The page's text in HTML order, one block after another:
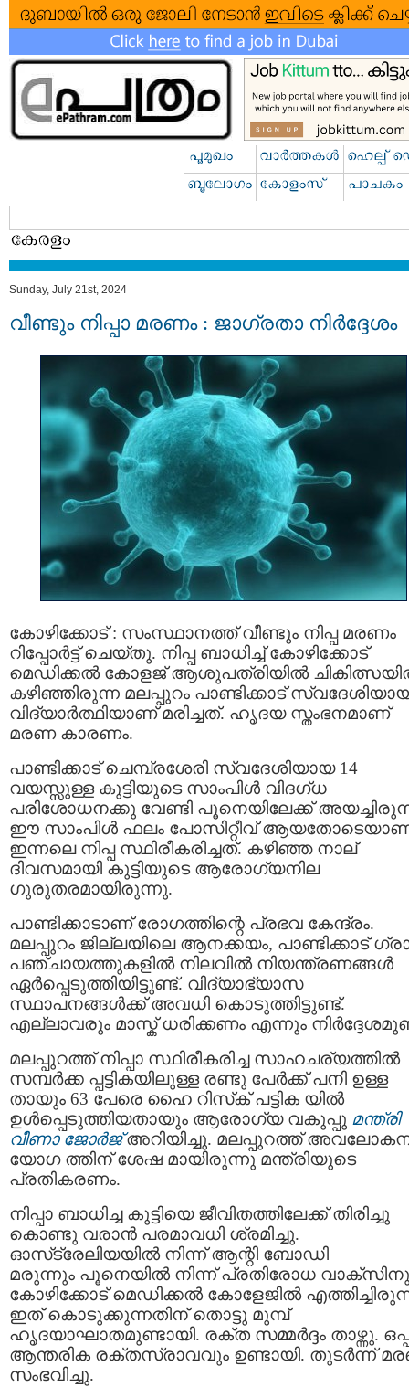
Sunday, July 21st, 2024
വീണ്ടും നിപ്പാ മരണം : ജാഗ്രതാ നിർദ്ദേശം
കോഴിക്കോട് : സംസ്ഥാനത്ത് വീണ്ടും നിപ്പ മരണം
റിപ്പോർട്ട് ചെയ്തു. നിപ്പ ബാധിച്ച് കോഴിക്കോട്
മെഡിക്കല്‍ കോളജ് ആശുപത്രിയില്‍
കഴിഞ്ഞിരുന്ന മലപ്പുറം പാണ്ടിക്കാട്
വിദ്യാർത്ഥിയാണ് മരിച്ചത്. ഹൃദയ സ്തംഭനമാണ്
മരണ കാരണം.
പാണ്ടിക്കാട് ചെമ്പ്രശേരി സ്വദേശിയായ 14
വയസ്സുള്ള കുട്ടിയുടെ സാംപിൾ വിദഗ്ധ
പരിശോധനക്കു വേണ്ടി പൂനെയിലേക്ക്
ഈ സാംപിൾ ഫലം പോസിറ്റീവ്
ഇന്നലെ നിപ്പ സ്ഥിരീകരിച്ചത്. കഴിഞ്ഞ നാല്
ദിവസമായി കുട്ടിയുടെ ആരോഗ്യനില
ഗുരുതരമായിരുന്നു.
പാണ്ടിക്കാടാണ് രോഗത്തിന്റെ പ്രഭവ കേന്ദ്രം.
മലപ്പുറം ജില്ലയിലെ ആനക്കയം, പാണ്ടിക്കാട്
പഞ്ചായത്തുകളില്‍ നിലവില്‍ നിയന്ത്രണങ്ങൾ
ഏര്‍പ്പെടുത്തിയിട്ടുണ്ട്. വിദ്യാഭ്യാസ
സ്ഥാപനങ്ങൾക്ക് അവധി കൊടുത്തിട്ടുണ്ട്.
എല്ലാവരും മാസ്ക് ധരിക്കണം എന്നും
മലപ്പുറത്ത് നിപ്പാ സ്ഥിരീകരിച്ച സാഹചര്യത്തില്‍
സമ്പര്‍ക്ക പ്പട്ടികയിലുള്ള രണ്ടു പേര്‍ക്ക് പനി ഉള്ള
തായും 63 പേരെ ഹൈ റിസ്‌ക് പട്ടിക യില്‍
ഉള്‍പ്പെടുത്തിയതായും ആരോഗ്യ വകുപ്പു മന്ത്രി
വീണാ ജോര്‍ജ് അറിയിച്ചു. മലപ്പുറത്ത്
യോഗ ത്തിന് ശേഷ മായിരുന്നു മന്ത്രിയുടെ
പ്രതികരണം.
നിപ്പാ ബാധിച്ച കുട്ടിയെ ജീവിതത്തിലേക്ക് തിരിച്ചു
കൊണ്ടു വരാന്‍ പരമാവധി ശ്രമിച്ചു.
ഓസ്‌ട്രേലിയയില്‍ നിന്ന് ആന്റി ബോഡി
മരുന്നും പൂനെയില്‍ നിന്ന് പ്രതിരോധ
കോഴിക്കോട് മെഡിക്കല്‍ കോളേജില്‍
ഇത് കൊടുക്കുന്നതിന് തൊട്ടു മുമ്പ്
ഹൃദയാഘാതമുണ്ടായി. രക്ത സമ്മര്‍ദ്ദം താഴ്ന്നു.
ആന്തരിക രക്തസ്രാവവും ഉണ്ടായി. തുടര്‍ന്ന്
സംഭവിച്ചു.